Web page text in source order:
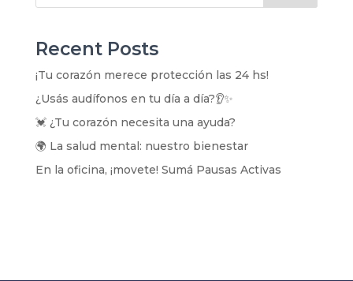
Recent Posts
¡Tu corazón merece protección las 24 hs!
¿Usás audífonos en tu día a día?👂✨
💓 ¿Tu corazón necesita una ayuda?
🌍 La salud mental: nuestro bienestar
En la oficina, ¡movete! Sumá Pausas Activas